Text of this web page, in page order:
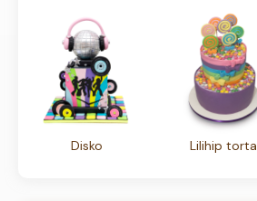
Disko Lilihip torta